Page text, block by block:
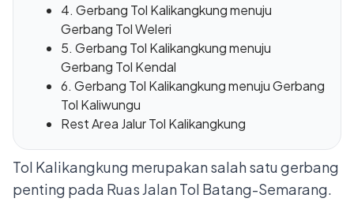
4. Gerbang Tol Kalikangkung menuju
Gerbang Tol Weleri
5. Gerbang Tol Kalikangkung menuju
Gerbang Tol Kendal
6. Gerbang Tol Kalikangkung menuju Gerbang
Tol Kaliwungu
Rest Area Jalur Tol Kalikangkung
Tol Kalikangkung merupakan salah satu gerbang
penting pada Ruas Jalan Tol Batang-Semarang.